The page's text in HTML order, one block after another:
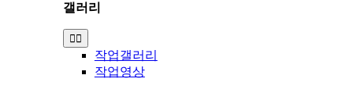
갤러리
Toggle
Navigation
작업갤러리
작업영상